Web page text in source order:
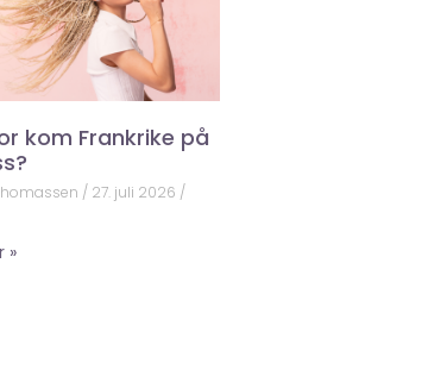
kom Frankrike på
27. juli 2026
»